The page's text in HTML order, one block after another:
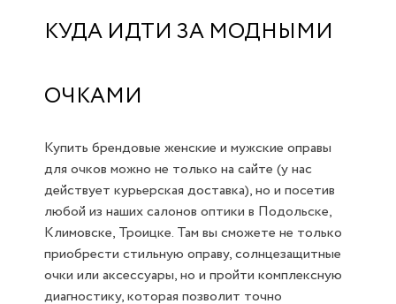
КУДА ИДТИ ЗА МОДНЫМИ
ОЧКАМИ
Купить брендовые женские и мужские оправы
для очков можно не только на сайте (у нас
действует курьерская доставка), но и посетив
любой из наших салонов оптики в Подольске,
Климовске, Троицке. Там вы сможете не только
приобрести стильную оправу, солнцезащитные
очки или аксессуары, но и пройти комплексную
диагностику, которая позволит точно